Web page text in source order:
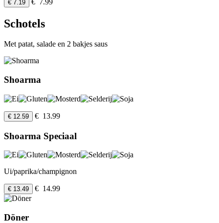
€ 7.19
Schotels
Met patat, salade en 2 bakjes saus
Shoarma
€ 12.59 € 13.99
Shoarma Speciaal
Ui/paprika/champignon
€ 13.49 € 14.99
Döner